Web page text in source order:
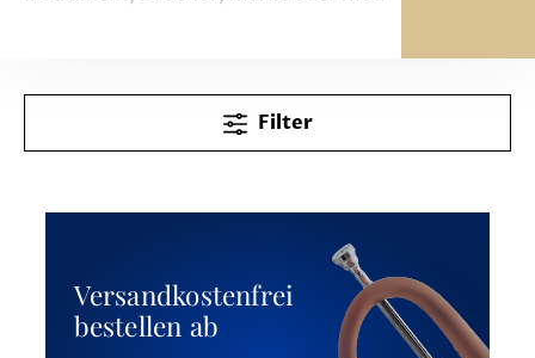
Filter
Versandkostenfrei
bestellen ab